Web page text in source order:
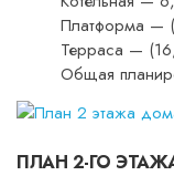
Платформа —
Терраса —
Общая
ПЛАН 2-ГО